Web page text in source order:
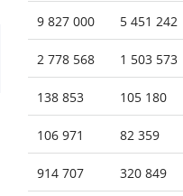
9 827 000 5 451 242
2 778 568 1 503 573
138 853 105 180
106 971 82 359
914 707 320 849